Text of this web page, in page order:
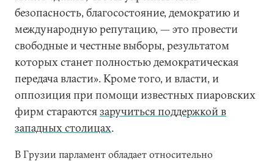
безопасность, благосостояние, демократию и
международную репутацию, — это провести
свободные и честные выборы, результатом
которых станет полностью демократическая
передача власти». Кроме того, и власти, и
оппозиция при помощи известных пиаровских
фирм стараютсязаручиться поддержкой в
западных столицах.
В Грузии парламент обладает относительно